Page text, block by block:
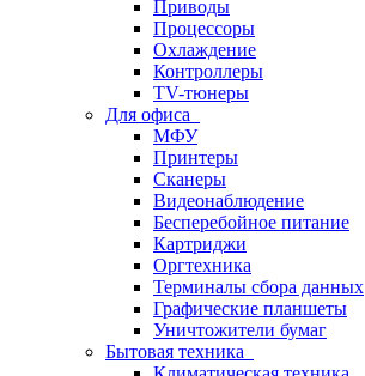
Приводы
Процессоры
Охлаждение
Контроллеры
TV-тюнеры
Для офиса
МФУ
Принтеры
Сканеры
Видеонаблюдение
Бесперебойное питание
Картриджи
Оргтехника
Терминалы сбора данных
Графические планшеты
Уничтожители бумаг
Бытовая техника